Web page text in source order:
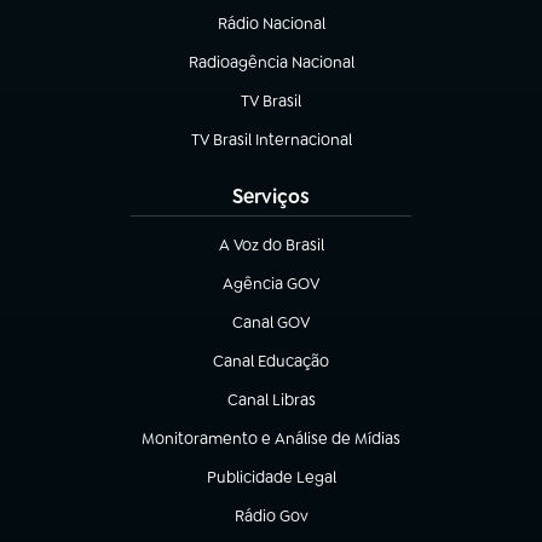
Rádio Nacional
Radioagência Nacional
(abre em nova aba)
TV Brasil
(abre em nova aba)
TV Brasil Internacional
(abre em nova aba)
Serviços
A Voz do Brasil
(abre em nova aba)
Agência GOV
(abre em nova aba)
Canal GOV
(abre em nova aba)
Canal Educação
(abre em nova aba)
Canal Libras
(abre em nova aba)
Monitoramento e Análise de Mídias
(abre em nova aba)
Publicidade Legal
(abre em nova aba)
Rádio Gov
(abre em nova aba)